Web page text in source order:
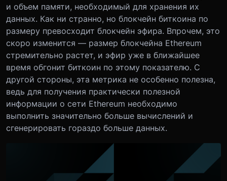
и объем памяти, необходимый для хранения их
данных. Как ни странно, но блокчейн биткоина по
размеру превосходит блокчейн эфира. Впрочем, это
скоро изменится — размер блокчейна Ethereum
стремительно растет, и эфир уже в ближайшее
время обгонит биткоин по этому показателю. С
другой стороны, эта метрика не особенно полезна,
ведь для получения практически полезной
информации о сети Ethereum необходимо
выполнить значительно больше вычислений и
сгенерировать гораздо больше данных.